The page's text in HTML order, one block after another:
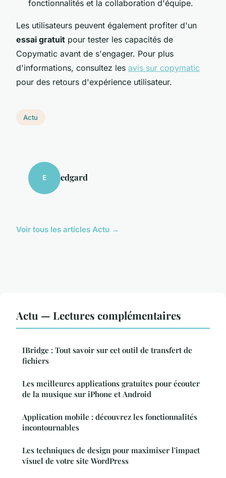
fonctionnalités et la collaboration d'équipe.
Les utilisateurs peuvent également profiter d'un
essai gratuit pour tester les capacités de
Copymatic avant de s'engager. Pour plus
d'informations, consultez les avis sur copymatic
pour des retours d'expérience utilisateur.
Actu
E edgard
Voir tous les articles Actu →
Actu — Lectures complémentaires
IBridge : Tout savoir sur cet outil de transfert de
fichiers
Les meilleures applications gratuites pour écouter
de la musique sur iPhone et Android
Application mobile : découvrez les fonctionnalités
incontournables
Les techniques de design pour maximiser l'impact
visuel de votre site WordPress